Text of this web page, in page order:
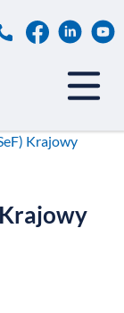
Krajowy